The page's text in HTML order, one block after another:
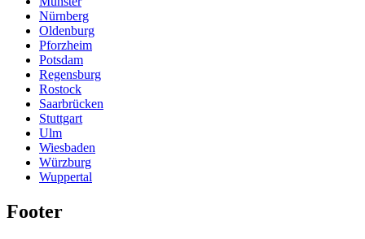
Nürnberg
Oldenburg
Pforzheim
Potsdam
Regensburg
Rostock
Saarbrücken
Stuttgart
Ulm
Wiesbaden
Würzburg
Wuppertal
Footer